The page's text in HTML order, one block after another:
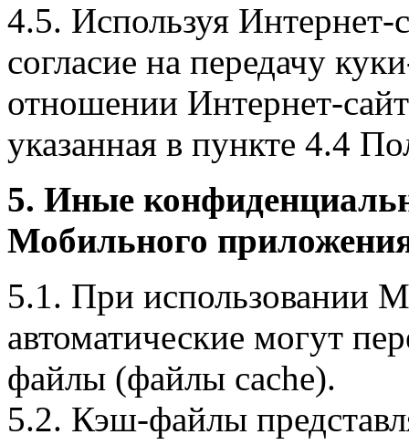
4.5. Используя Интернет-
согласие на передачу
отношении Интернет-
указанная в пункте 4.4
5. Иные
Мобильного
5.1. При использовании
автоматические могут
файлы (файлы cache).
5.2. Кэш-файлы